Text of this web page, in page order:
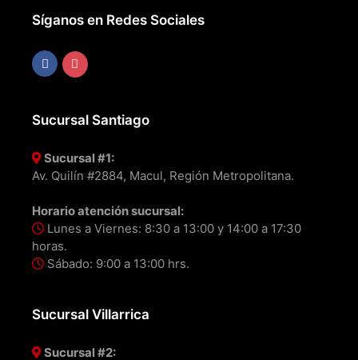
Síganos en Redes Sociales
Sucursal Santiago
Sucursal #1:
Av. Quilín #2884, Macul, Región Metropolitana.
Horario atención sucursal:
Lunes a Viernes: 8:30 a 13:00 y 14:00 a 17:30
horas.
Sábado: 9:00 a 13:00 hrs.
Sucursal Villarrica
Sucursal #2: